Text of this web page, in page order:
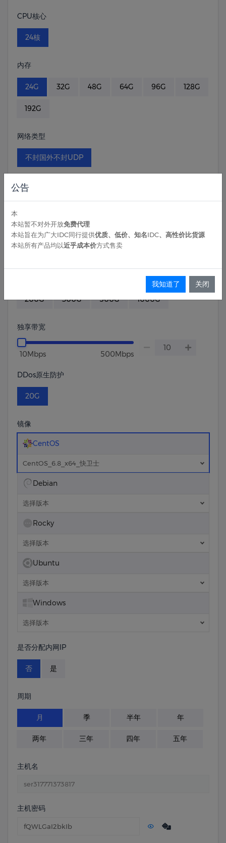
CPU核心
24核
内存
24G 32G 48G 64G 96G 128G
192G
网络类型
不封国外不封UDP
系统盘
300G 500G
100G 150G
200G 300G 500G 1000G
独享带宽
10Mbps 500Mbps
DDos原生防护
20G
镜像
CentOS
CentOS_6.8_x64_快卫士
Debian
选择版本
Rocky
选择版本
Ubuntu
选择版本
Windows
选择版本
是否分配内网IP
否 是
周期
月 季 半年 年
两年 三年 四年 五年
主机名
主机密码
公告
本
本站暂不对外开放免费代理
本站旨在为广大IDC同行提供优质、低价、知名IDC、高性价比货源
本站所有产品均以近乎成本价方式售卖
我知道了 关闭